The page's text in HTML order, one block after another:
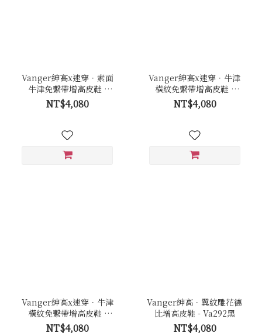
Vanger紳高x速穿．素面
牛津免繫帶增高皮鞋 -
Va294黑
NT$4,080
Vanger紳高x速穿．牛津
橫紋免繫帶增高皮鞋 -
Va289咖
NT$4,080
Vanger紳高x速穿．牛津
橫紋免繫帶增高皮鞋 -
Va289黑
NT$4,080
Vanger紳高．翼紋雕花德
比增高皮鞋 - Va292黑
NT$4,080